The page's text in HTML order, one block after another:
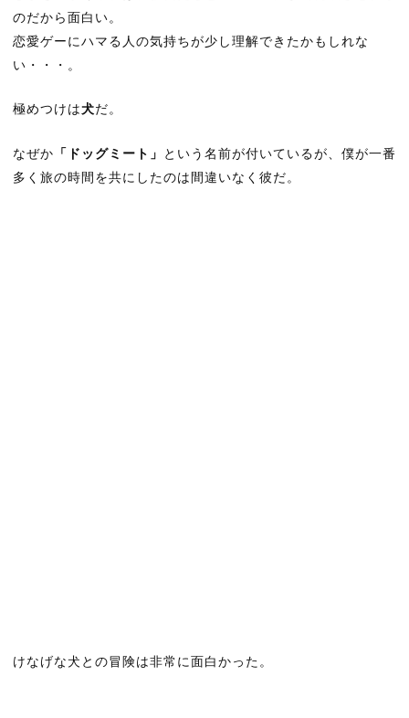
のだから面白い。
恋愛ゲーにハマる人の気持ちが少し理解できたかもしれな
い・・・。
極めつけは犬だ。
なぜか 「ドッグミート」 という名前が付いているが、僕が一番
多く旅の時間を共にしたのは間違いなく彼だ。
けなげな犬との冒険は非常に面白かった。